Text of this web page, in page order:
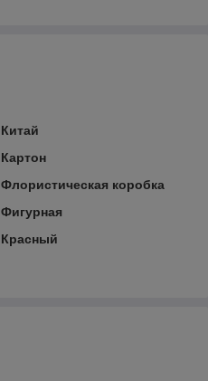
Китай
Картон
Флористическая коробка
Фигурная
Красный